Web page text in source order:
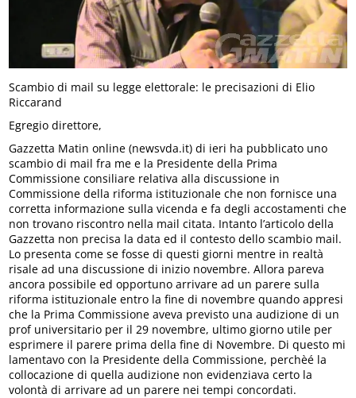
Scambio di mail su legge elettorale: le precisazioni di Elio
Riccarand
Egregio direttore,
Gazzetta Matin online (newsvda.it) di ieri ha pubblicato uno
scambio di mail fra me e la Presidente della Prima
Commissione consiliare relativa alla discussione in
Commissione della riforma istituzionale che non fornisce una
corretta informazione sulla vicenda e fa degli accostamenti che
non trovano riscontro nella mail citata. Intanto l’articolo della
Gazzetta non precisa la data ed il contesto dello scambio mail.
Lo presenta come se fosse di questi giorni mentre in realtà
risale ad una discussione di inizio novembre. Allora pareva
ancora possibile ed opportuno arrivare ad un parere sulla
riforma istituzionale entro la fine di novembre quando appresi
che la Prima Commissione aveva previsto una audizione di un
prof universitario per il 29 novembre, ultimo giorno utile per
esprimere il parere prima della fine di Novembre. Di questo mi
lamentavo con la Presidente della Commissione, perchèé la
collocazione di quella audizione non evidenziava certo la
volontà di arrivare ad un parere nei tempi concordati.